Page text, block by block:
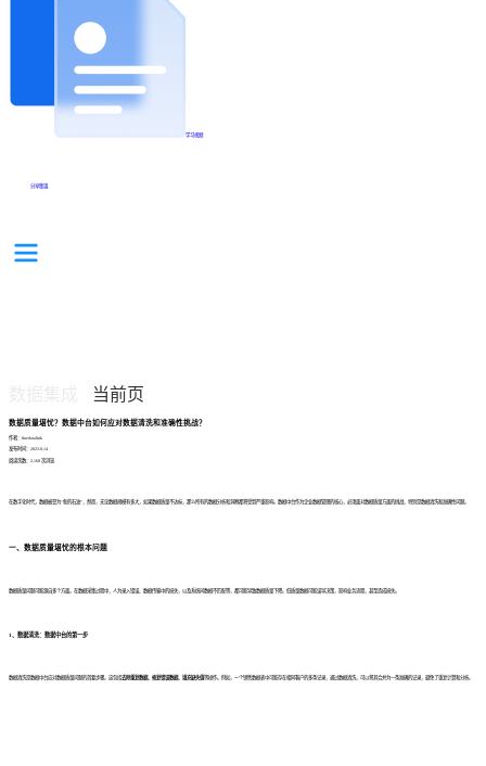
学习视频
分享集锦
当前页
数据质量堪忧？数据中台如何应对数据清洗和准确性挑战？
作者：finedatalink
发布时间：2023.8.14
阅读次数：2,168 次浏览
在数字化时代，数据被誉为“新的石油”，然而，无论数据规模有多大，如果数据质量不达标，那么所有的数据分析和洞察都将受到严重影响。数据中台作为企业数据管理的核心，必须面对数据质量方面的挑战，特别是数据清洗和准确性问题。
一、 数据质量堪忧的根本问题
数据质量问题可能源自多个方面。在数据采集过程中，人为录入错误、数据传输中的损失，以及系统间数据不匹配等，都可能导致数据质量下降。低质量数据可能误导决策，影响业务流程，甚至造成损失。
1、 数据清洗：数据中台的第一步
数据清洗是数据中台应对数据质量问题的首要步骤。这包括 去除重复数据、修复错误数据、填充缺失值等操作。例如，一个销售数据表中可能存在相同客户的多条记录，通过数据清洗，可以将其合并为一条准确的记录，避免了重复计算和分析。